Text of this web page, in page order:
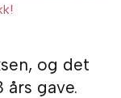
og det
års gave.